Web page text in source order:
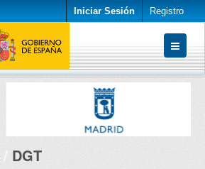
Iniciar Sesión Registro
DGT